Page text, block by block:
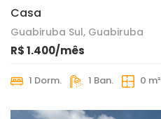
Casa
Guabiruba Sul, Guabiruba
R$ 1.400/mês
1 Dorm. 1 Ban. 0 m²